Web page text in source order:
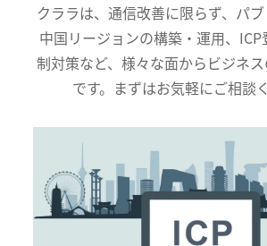
クララは、通信改善に限らず、パ
中国リージョンの構築・運用、
制対策など、様々な面からビジネ
です。まずはお気軽にご相談